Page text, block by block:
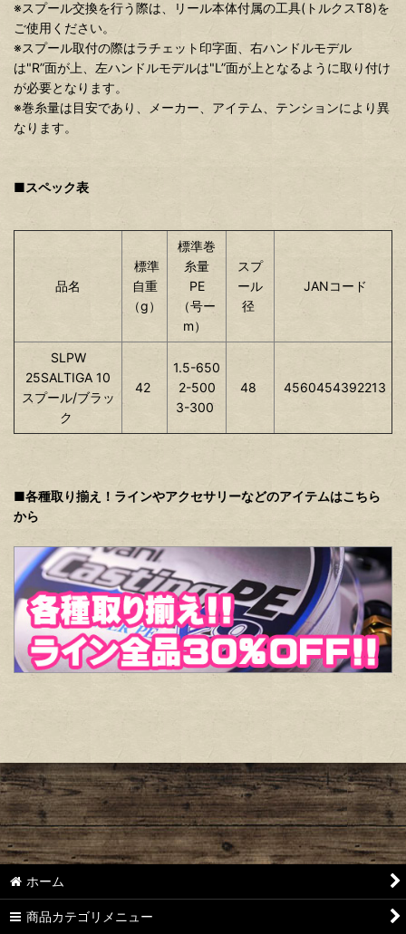
※スプール交換を行う際は、リール本体付属の工具(トルクスT8)を
ご使用ください。
※スプール取付の際はラチェット印字面、右ハンドルモデル
は"R”面が上、左ハンドルモデルは"L”面が上となるように取り付け
が必要となります。
※巻糸量は目安であり、メーカー、アイテム、テンションにより異
なります。
■スペック表
品名
標準
自重
（g）
標準巻
糸量
PE
（号ー
m）
スプ
ール
径
JANコード
SLPW
25SALTIGA 10
スプール/ブラッ
ク
42
1.5-650
2-500
3-300
48 4560454392213
■各種取り揃え！ラインやアクセサリーなどのアイテムはこちら
から
ホーム
商品カテゴリメニュー